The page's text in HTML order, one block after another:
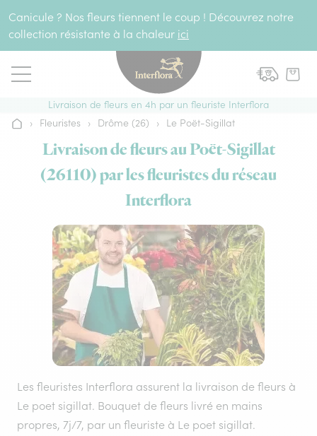
Canicule ? Nos fleurs tiennent le coup ! Découvrez notre
collection résistante à la chaleur ici
Livraison de fleurs en 4h par un fleuriste Interflora
Accueil
› Fleuristes › Drôme (26) › Le Poët-Sigillat
Livraison de fleurs au Poët-Sigillat
(26110) par les fleuristes du réseau
Interflora
Les fleuristes Interflora assurent la livraison de fleurs à
Le poet sigillat. Bouquet de fleurs livré en mains
propres, 7j/7, par un fleuriste à Le poet sigillat.